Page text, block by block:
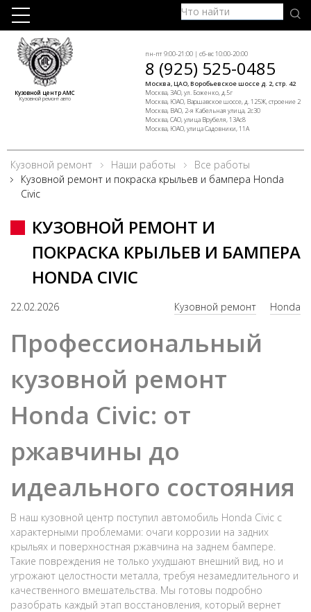
Кузовной центр АМС
Кузовной ремонт авто
пн-пт 9:00-21:00 | сб-вс 10:00-20:00
8 (925) 525-0485
Москва, ЦАО, Воробьевское шоссе д. 2, стр. 42
Москва, ЗАО, ул. Боженко, д.5г
Москва, ЮАО, Варшавское шоссе, д. 125Ж, строение 2
Москва, ВАО, 2-я Кабельная улица, 2с30
Москва, САО, улица Врубеля, 13Ас8
Москва, ЮАО, улица Садовники, 11А
Кузовной ремонт Наши работы
Все работы
Кузовной ремонт и покраска крыльев и бампера Honda
Civic
КУЗОВНОЙ РЕМОНТ И
ПОКРАСКА КРЫЛЬЕВ И БАМПЕРА
HONDA CIVIC
22.02.2026 Кузовной ремонт Honda
Профессиональный
кузовной ремонт
Honda Civic: от
ржавчины до
идеального состояния
В наш кузовной центр поступил автомобиль Honda Civic с
характерными проблемами: очаги коррозии на задних
крыльях и поверхностная ржавчина на заднем бампере.
Такие повреждения не только ухудшают внешний вид, но и
угрожают целостности металла, требуя незамедлительного и
качественного вмешательства. Мы готовы подробно
разобрать каждый этап восстановления, который вернет